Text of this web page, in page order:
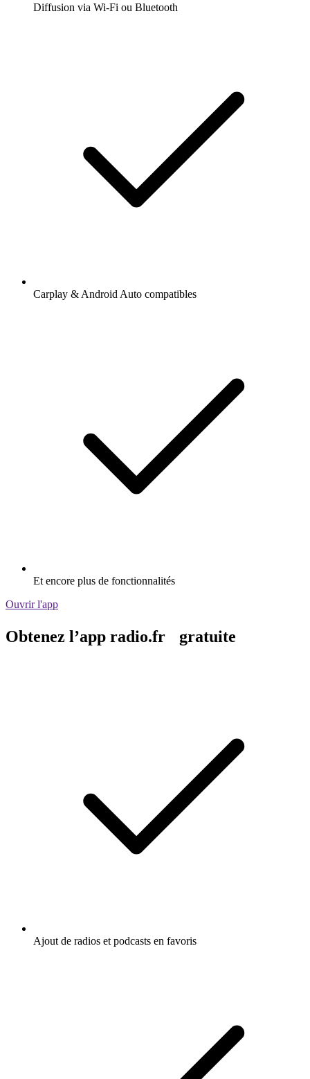
Diffusion via Wi-Fi ou Bluetooth
Carplay & Android Auto compatibles
Et encore plus de fonctionnalités
Ouvrir l'app
Obtenez l’app radio.fr gratuite
Ajout de radios et podcasts en favoris